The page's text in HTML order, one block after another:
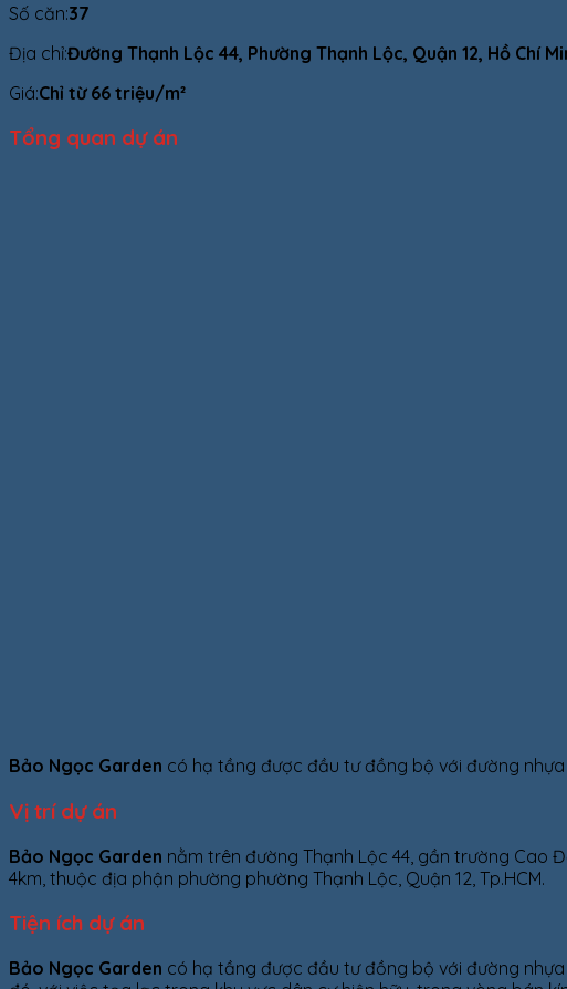
Số căn:37
Địa chỉ:Đường Thạnh Lộc 44, Phường Thạnh Lộc, Quận 12, Hồ Chí
Giá:Chỉ từ 66 triệu/m²
Tổng quan dự án
Bảo Ngọc Garden có hạ tầng được đầu tư đồng bộ với đường
Vị trí dự án
Bảo Ngọc Garden nằm trên đường Thạnh Lộc 44, gần trường Cao
4km, thuộc địa phận phường phường Thạnh Lộc, Quận 12, Tp.HCM.
Tiện ích dự án
Bảo Ngọc Garden có hạ tầng được đầu tư đồng bộ với đường